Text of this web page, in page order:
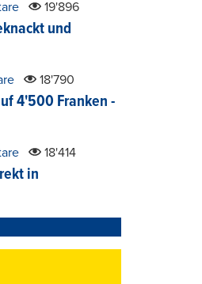
19'896
und
18'790
4'500 Franken -
18'414
in